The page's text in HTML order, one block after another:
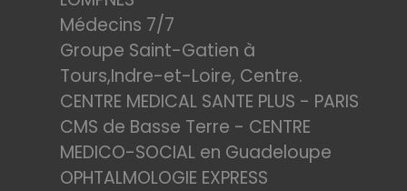
Médecins 7/7
Groupe Saint-Gatien à
Tours,Indre-et-Loire, Centre.
CENTRE MEDICAL SANTE PLUS - PARIS
CMS de Basse Terre - CENTRE
MEDICO-SOCIAL en Guadeloupe
OPHTALMOLOGIE EXPRESS